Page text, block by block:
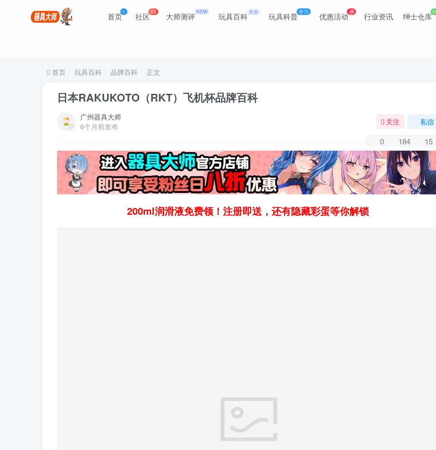
首页1 社区99 大师测评NEW 玩具百科 大全 玩具科普学习 优惠活动惠 行业资讯 绅士仓库
首页 玩具百科 品牌百科 正文
日本RAKUKOTO（RKT）飞机杯品牌百科
广州器具大师
6个月前发布
关注 私信
0 184 15
200ml润滑液免费领！注册即送，还有隐藏彩蛋等你解锁